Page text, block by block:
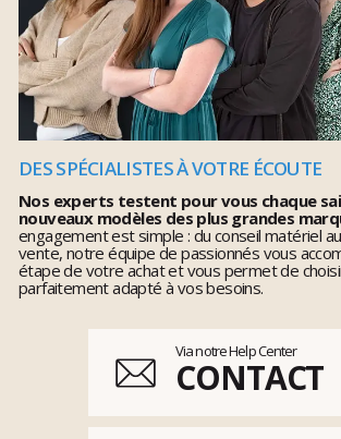
DES SPÉCIALISTES À VOTRE ÉCOUTE
Nos experts testent pour vous chaque
nouveaux modèles des plus grandes
engagement est simple : du conseil matériel
vente, notre équipe de passionnés vous
étape de votre achat et vous permet de
parfaitement adapté à vos besoins.
Via notre Help Center
CONTACT